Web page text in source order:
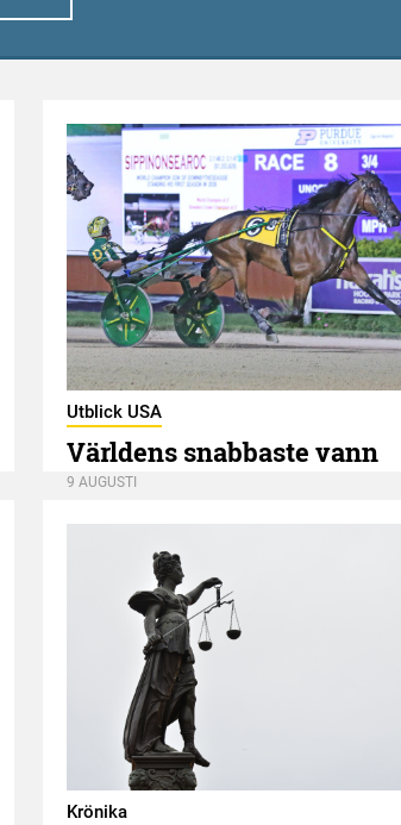
Utblick USA
Världens snabbaste vann
9 AUGUSTI
Krönika